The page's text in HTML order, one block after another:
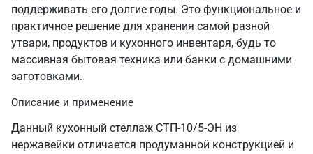
поддерживать его долгие годы. Это функциональное и
практичное решение для хранения самой разной
утвари, продуктов и кухонного инвентаря, будь то
массивная бытовая техника или банки с домашними
заготовками.
Описание и применение
Данный кухонный стеллаж СТП-10/5-ЭН из
нержавейки отличается продуманной конструкцией и